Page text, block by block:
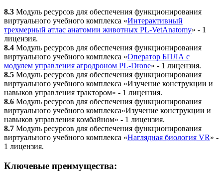
8.3 Модуль ресурсов для обеспечения функционирования
виртуального учебного комплекса «Интерактивный
трехмерный атлас анатомии животных PL-VetAnatomy» - 1
лицензия.
8.4 Модуль ресурсов для обеспечения функционирования
виртуального учебного комплекса «Оператор БПЛА с
модулем управления агродроном PL-Drone» - 1 лицензия.
8.5 Модуль ресурсов для обеспечения функционирования
виртуального учебного комплекса «Изучение конструкции и
навыков управления трактором» - 1 лицензия.
8.6 Модуль ресурсов для обеспечения функционирования
виртуального учебного комплекса«Изучение конструкции и
навыков управления комбайном» - 1 лицензия.
8.7 Модуль ресурсов для обеспечения функционирования
виртуального учебного комплекса «Наглядная биология VR» -
1 лицензия.
Ключевые преимущества: